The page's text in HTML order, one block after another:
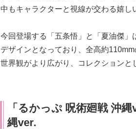
中もキャラクターと視線が交わる嬉し
今回登場する「五条悟」と「夏油傑
デザインとなっており、全高約
世界観がより広がり、コレクションと
「るかっぷ 呪術廻戦 沖
縄ver.